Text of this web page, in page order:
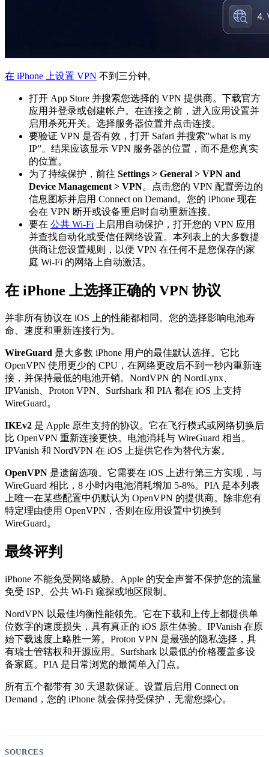
在 iPhone 上设置 VPN 不到三分钟。
打开 App Store 并搜索您选择的 VPN 提供商。下载官方
应用并登录或创建帐户。在连接之前，进入应用设置并
启用杀死开关。选择服务器位置并点击连接。
要验证 VPN 是否有效，打开 Safari 并搜索”what is my
IP”。结果应该显示 VPN 服务器的位置，而不是您真实
的位置。
为了持续保护，前往 Settings > General > VPN and
Device Management > VPN。点击您的 VPN 配置旁边的
信息图标并启用 Connect on Demand。您的 iPhone 现在
会在 VPN 断开或设备重启时自动重新连接。
要在 公共 Wi-Fi 上启用自动保护，打开您的 VPN 应用
并查找自动化或受信任网络设置。本列表上的大多数提
供商让您设置规则，以便 VPN 在任何不是您保存的家
庭 Wi-Fi 的网络上自动激活。
在 iPhone 上选择正确的 VPN 协议
并非所有协议在 iOS 上的性能都相同。您的选择影响电池寿
命、速度和重新连接行为。
WireGuard 是大多数 iPhone 用户的最佳默认选择。它比
OpenVPN 使用更少的 CPU，在网络更改后不到一秒内重新连
接，并保持最低的电池开销。NordVPN 的 NordLynx、
IPVanish、Proton VPN、Surfshark 和 PIA 都在 iOS 上支持
WireGuard。
IKEv2 是 Apple 原生支持的协议。它在飞行模式或网络切换后
比 OpenVPN 重新连接更快。电池消耗与 WireGuard 相当。
IPVanish 和 NordVPN 在 iOS 上提供它作为替代方案。
OpenVPN 是遗留选项。它需要在 iOS 上进行第三方实现，与
WireGuard 相比，8 小时内电池消耗增加 5-8%。PIA 是本列表
上唯一在某些配置中仍默认为 OpenVPN 的提供商。除非您有
特定理由使用 OpenVPN，否则在应用设置中切换到
WireGuard。
最终评判
iPhone 不能免受网络威胁。Apple 的安全声誉不保护您的流量
免受 ISP、公共 Wi-Fi 窥探或地区限制。
NordVPN 以最佳均衡性能领先。它在下载和上传上都提供单
位数字的速度损失，具有真正的 iOS 原生体验。IPVanish 在原
始下载速度上略胜一筹。Proton VPN 是最强的隐私选择，具
有瑞士管辖权和开源应用。Surfshark 以最低的价格覆盖多设
备家庭。PIA 是日常浏览的最简单入门点。
所有五个都带有 30 天退款保证。设置后启用 Connect on
Demand，您的 iPhone 就会保持受保护，无需您操心。
SOURCES